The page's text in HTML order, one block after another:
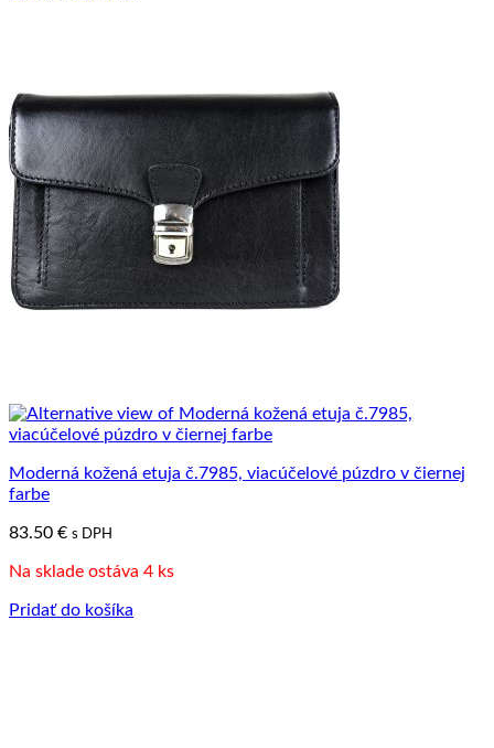
Moderná kožená etuja č.7985, viacúčelové púzdro v čiernej
farbe
83.50 € s DPH
Na sklade ostáva 4 ks
Pridať do košíka